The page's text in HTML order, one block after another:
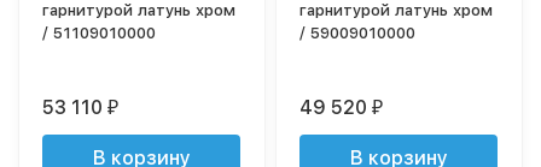
гарнитурой латунь хром
/ 51109010000
53 110₽
В корзину
гарнитурой латунь хром
/ 59009010000
49 520₽
В корзину